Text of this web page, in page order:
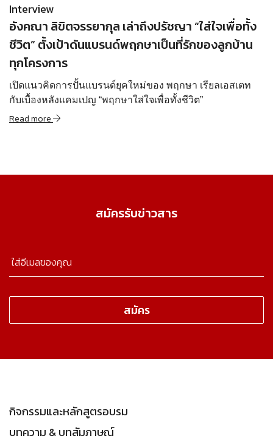
Interview
อังคณา ลิขิตจรรยากุล เล่าถึงปรัชญา “ใส่ใจเพื่อทั้ง
ชีวิต” ตั้งเป้าดันแบรนด์พฤกษาเป็นที่รักของลูกบ้าน
ทุกโครงการ
เปิดแนวคิดการปั้นแบรนด์ยุคใหม่ของ พฤกษา เรียลเอสเตท
กับเบื้องหลังแคมเปญ “พฤกษาใส่ใจเพื่อทั้งชีวิต”
Read more
สมัครรับข่าวสาร
กิจกรรมและหลักสูตรอบรม
บทความ & บทสัมภาษณ์